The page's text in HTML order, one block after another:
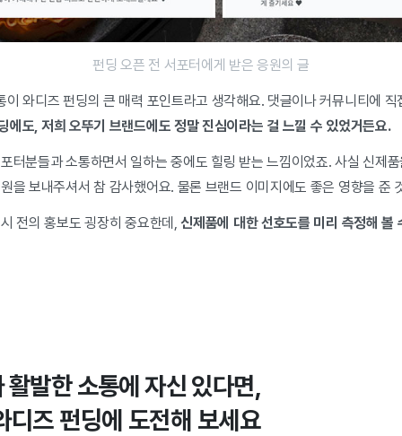
펀딩 오픈 전 서포터에게 받은 응원의 글
이 와디즈 펀딩의 큰 매력 포인트라고 생각해요. 댓글이나 커뮤니티에
에도, 저희 오뚜기 브랜드에도 정말 진심이라는 걸 느낄 수 있었거든요.
터분들과 소통하면서 일하는 중에도 힐링 받는 느낌이었죠.사실 신제
을 보내주셔서 참 감사했어요. 물론 브랜드 이미지에도 좋은 영향을 준
전의 홍보도 굉장히 중요한데, 신제품에 대한 선호도를 미리 측정해 볼
발한 소통에 자신 있다면,
디즈 펀딩에 도전해 보세요